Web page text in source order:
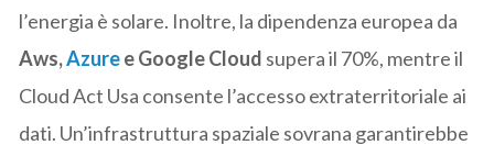
l’energia è solare. Inoltre, la dipendenza europea da
Aws,Azuree Google Cloud supera il 70%, mentre il
Cloud Act Usa consente l’accesso extraterritoriale ai
dati. Un’infrastruttura spaziale sovrana garantirebbe